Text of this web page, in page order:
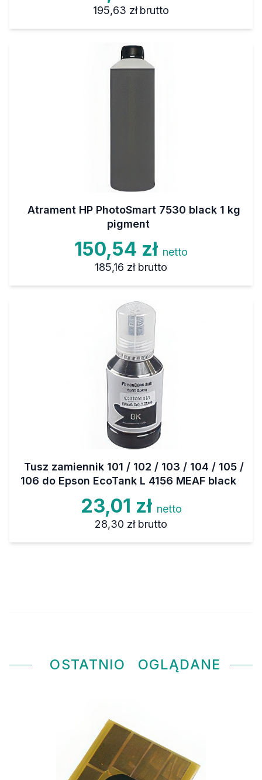
195,63 zł brutto
Atrament HP PhotoSmart 7530 black 1 kg
pigment
150,54 zł netto
185,16 zł brutto
Tusz zamiennik 101 / 102 / 103 / 104 / 105 /
106 do Epson EcoTank L 4156 MEAF black
23,01 zł netto
28,30 zł brutto
OSTATNIO OGLĄDANE